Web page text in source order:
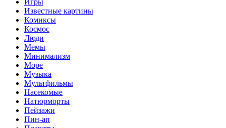
Игры
Известные картины
Комиксы
Космос
Люди
Мемы
Минимализм
Море
Музыка
Мультфильмы
Насекомые
Натюрморты
Пейзажи
Пин-ап